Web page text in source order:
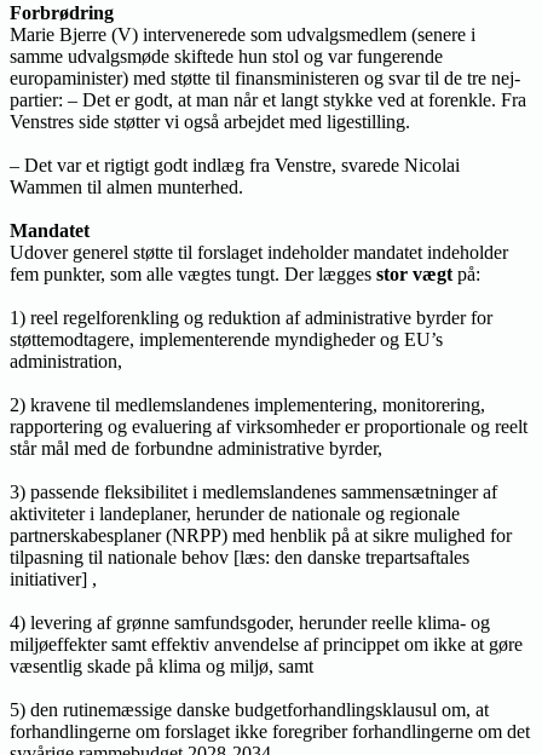
Forbrødring
Marie Bjerre (V) intervenerede som udvalgsmedlem (senere i
samme udvalgsmøde skiftede hun stol og var fungerende
europaminister) med støtte til finansministeren og svar til de tre nej-
partier: – Det er godt, at man når et langt stykke ved at forenkle. Fra
Venstres side støtter vi også arbejdet med ligestilling.
– Det var et rigtigt godt indlæg fra Venstre, svarede Nicolai
Wammen til almen munterhed.
Mandatet
Udover generel støtte til forslaget indeholder mandatet indeholder
fem punkter, som alle vægtes tungt. Der lægges stor vægt på:
1) reel regelforenkling og reduktion af administrative byrder for
støttemodtagere, implementerende myndigheder og EU’s
administration,
2) kravene til medlemslandenes implementering, monitorering,
rapportering og evaluering af virksomheder er proportionale og reelt
står mål med de forbundne administrative byrder,
3) passende fleksibilitet i medlemslandenes sammensætninger af
aktiviteter i landeplaner, herunder de nationale og regionale
partnerskabesplaner (NRPP) med henblik på at sikre mulighed for
tilpasning til nationale behov [læs: den danske trepartsaftales
initiativer] ,
4) levering af grønne samfundsgoder, herunder reelle klima- og
miljøeffekter samt effektiv anvendelse af princippet om ikke at gøre
væsentlig skade på klima og miljø, samt
5) den rutinemæssige danske budgetforhandlingsklausul om, at
forhandlingerne om forslaget ikke foregriber forhandlingerne om det